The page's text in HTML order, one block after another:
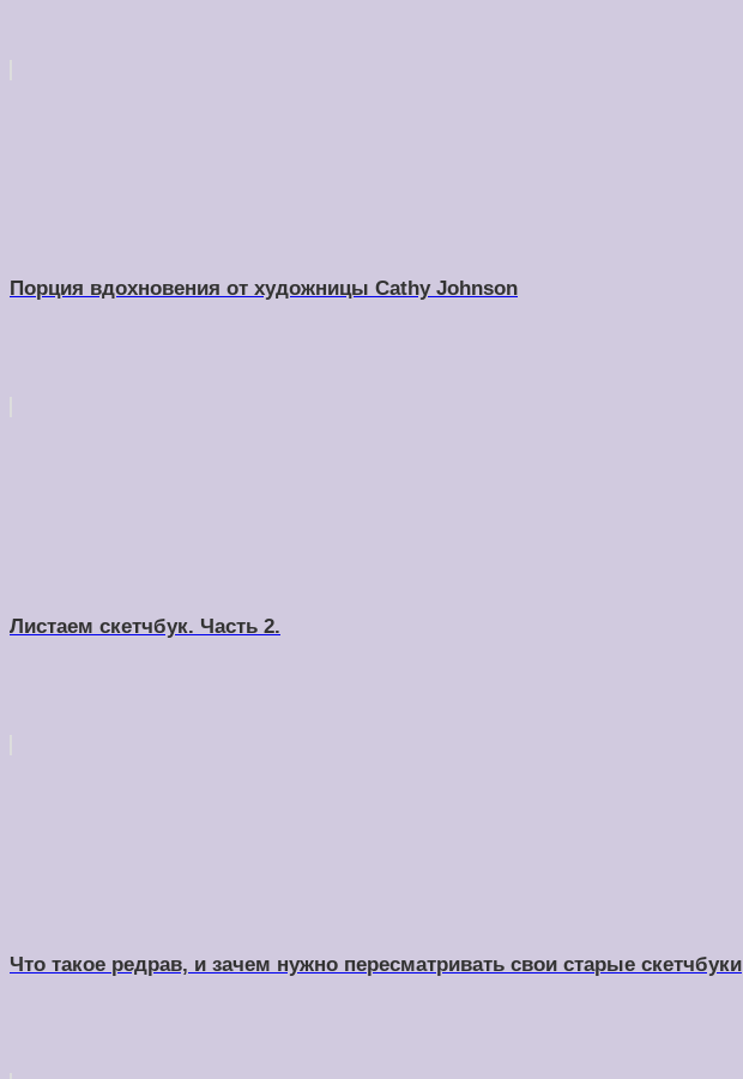
Порция вдохновения от художницы Cathy Johnson
Листаем скетчбук. Часть 2.
Что такое редрав, и зачем нужно пересматривать свои старые скетчбуки